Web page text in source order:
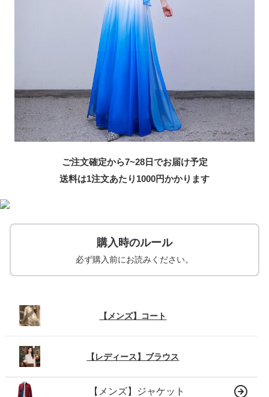
ご注文確定から7~28日でお届け予定
送料は1注文あたり 1000円かかります
購入時のルール
必ず購入前にお読みください。
【メンズ】コート
【レディース】ブラウス
【メンズ】ジャケット